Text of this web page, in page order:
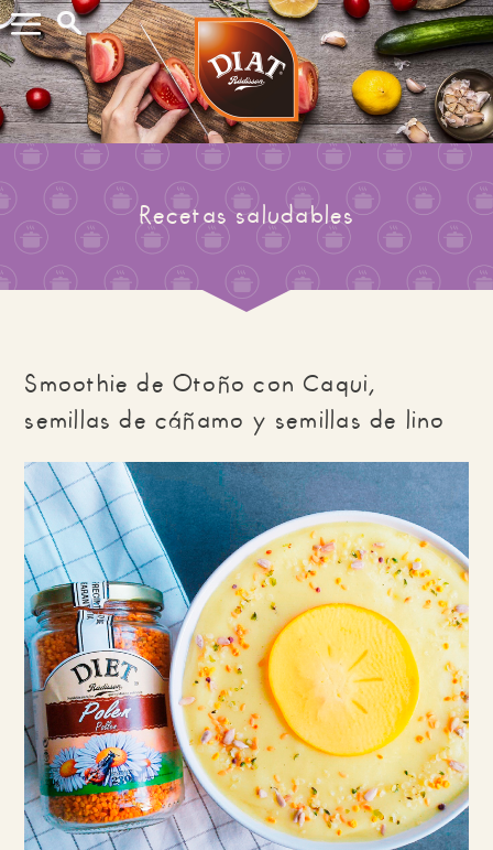
Buscar...
Recetas saludables
Smoothie de Otoño con Caqui,
semillas de cáñamo y semillas de lino